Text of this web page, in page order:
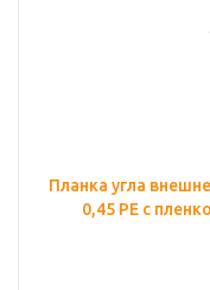
Планка угла
0,45 PE с